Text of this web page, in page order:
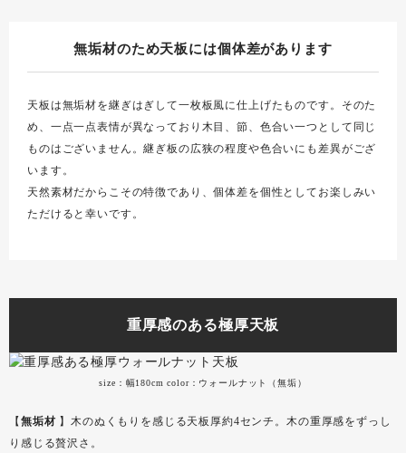
無垢材のため天板には個体差があります
天板は無垢材を継ぎはぎして一枚板風に仕上げたものです。そのた
め、一点一点表情が異なっており木目、節、色合い一つとして同じ
ものはございません。継ぎ板の広狭の程度や色合いにも差異がござ
います。
天然素材だからこその特徴であり、個体差を個性としてお楽しみい
ただけると幸いです。
重厚感のある極厚天板
size：幅180cm color：ウォールナット（無垢）
【 無垢材 】木のぬくもりを感じる天板厚約4センチ。木の重厚感をずっし
り感じる贅沢さ。